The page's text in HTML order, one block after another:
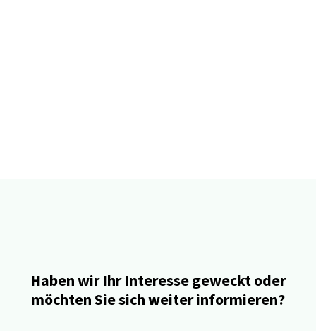
Haben wir Ihr Interesse geweckt oder
möchten Sie sich weiter informieren?